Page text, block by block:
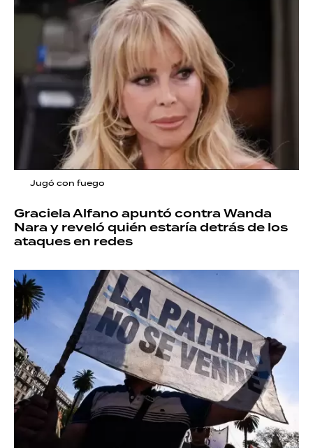
Jugó con fuego
Graciela Alfano apuntó contra Wanda
Nara y reveló quién estaría detrás de los
ataques en redes